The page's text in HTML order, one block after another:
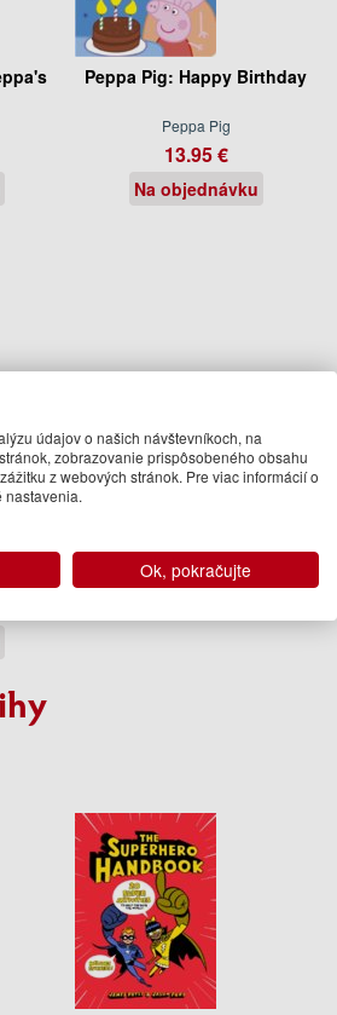
Peppa Pig: Happy Birthday
Peppa Pig
13.95 €
Na objednávku
údajov o našich návštevníkoch, na
zobrazovanie prispôsobeného obsahu
z webových stránok. Pre viac informácií o
nastavenia.
Ok, pokračujte